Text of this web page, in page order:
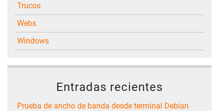
Trucos
Webs
Windows
Entradas recientes
Prueba de ancho de banda desde terminal Debian